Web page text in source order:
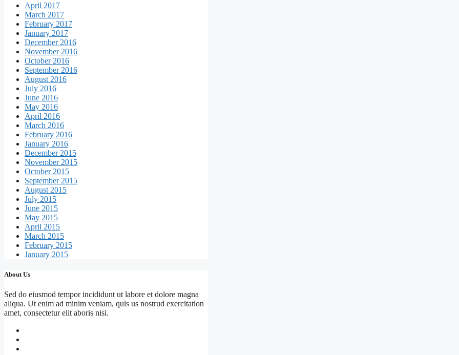
April 2017
March 2017
February 2017
January 2017
December 2016
November 2016
October 2016
September 2016
August 2016
July 2016
June 2016
May 2016
April 2016
March 2016
February 2016
January 2016
December 2015
November 2015
October 2015
September 2015
August 2015
July 2015
June 2015
May 2015
April 2015
March 2015
February 2015
January 2015
About Us
Sed do eiusmod tempor incididunt ut labore et dolore magna
aliqua. Ut enim ad minim veniam, quis us nostrud exercitation
amet, consectetur elit aboris nisi.